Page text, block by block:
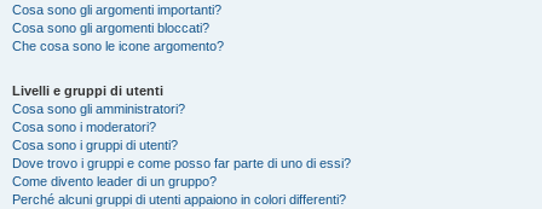
Cosa sono gli argomenti importanti?
Cosa sono gli argomenti bloccati?
Che cosa sono le icone argomento?
Livelli e gruppi di utenti
Cosa sono gli amministratori?
Cosa sono i moderatori?
Cosa sono i gruppi di utenti?
Dove trovo i gruppi e come posso far parte di uno di essi?
Come divento leader di un gruppo?
Perché alcuni gruppi di utenti appaiono in colori differenti?